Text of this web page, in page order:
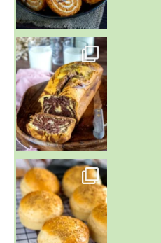
~ BUNS MAISON ~
Un peu de boulange par ici au